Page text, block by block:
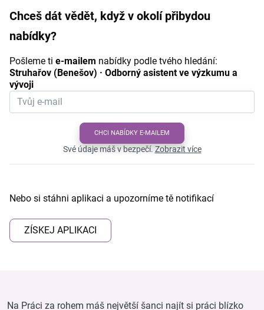
Chceš dát vědět, když v okolí přibydou
nabídky?
Pošleme ti e-mailem nabídky podle tvého hledání:
Struhařov (Benešov) · Odborný asistent ve výzkumu a
vývoji
CHCI NABÍDKY E-MAILEM
Své údaje máš v bezpečí.Zobrazit více
Nebo si stáhni aplikaci a upozorníme tě notifikací
ZÍSKEJ APLIKACI
Na Práci za rohem máš největší šanci najít si práci blízko